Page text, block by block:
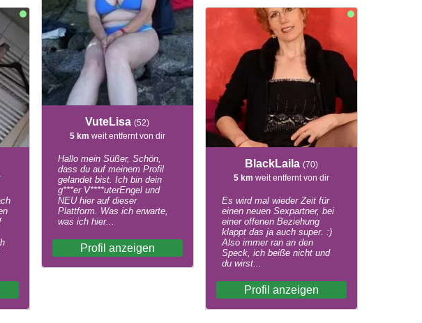
VuteLisa(52)
5 km weit entfernt von dir
Hallo mein Süßer, Schön,
dass du auf meinem Profil
gelandet bist. Ich bin dein
g***er V****uterEngel und
NEU hier auf dieser
Plattform. Was ich erwarte,
was ich hier...
Profil anzeigen
BlackLaila (70)
5 km weit entfernt von dir
Es wird mal wieder Zeit für
einen neuen Sexpartner, bei
einer offenen Beziehung
klappt das ja auch super. :)
Also immer ran an den
Speck, ich beiße nicht und
du wirst...
Profil anzeigen